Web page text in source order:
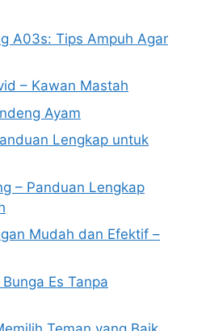
A03s: Tips Ampuh Agar
– Kawan Mastah
Ayam
Lengkap untuk
– Panduan Lengkap
Mudah dan Efektif –
Es Tanpa